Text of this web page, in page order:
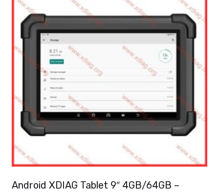
Android XDIAG Tablet 9″ 4GB/64GB –